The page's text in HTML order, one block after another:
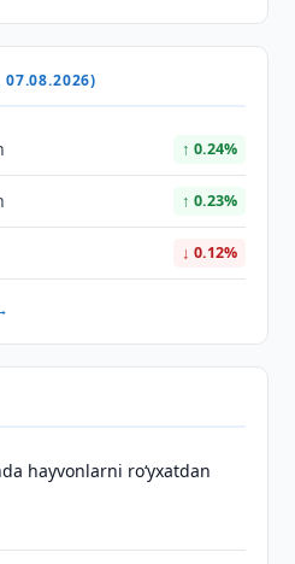
07.08.2026)
↑ 0.24%
↑ 0.23%
↓ 0.12%
hayvonlarni ro‘yxatdan